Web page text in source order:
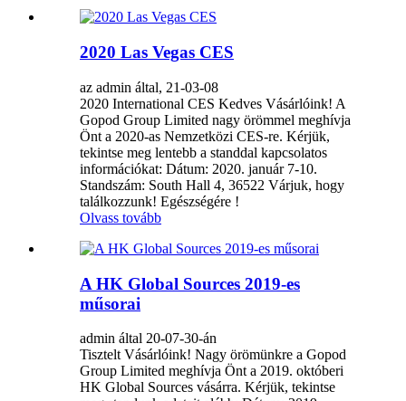
2020 Las Vegas CES
az admin által, 21-03-08
2020 International CES Kedves Vásárlóink! A
Gopod Group Limited nagy örömmel meghívja
Önt a 2020-as Nemzetközi CES-re. Kérjük,
tekintse meg lentebb a standdal kapcsolatos
információkat: Dátum: 2020. január 7-10.
Standszám: South Hall 4, 36522 Várjuk, hogy
találkozzunk! Egészségére !
Olvass tovább
A HK Global Sources 2019-es
műsorai
admin által 20-07-30-án
Tisztelt Vásárlóink! Nagy örömünkre a Gopod
Group Limited meghívja Önt a 2019. októberi
HK Global Sources vásárra. Kérjük, tekintse